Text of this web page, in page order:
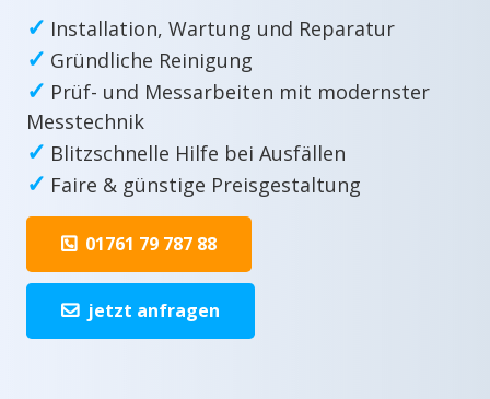
✓ Installation, Wartung und Reparatur
✓ Gründliche Reinigung
✓ Prüf- und Messarbeiten mit modernster
Messtechnik
✓ Blitzschnelle Hilfe bei Ausfällen
✓ Faire & günstige Preisgestaltung
01761 79 787 88
jetzt anfragen